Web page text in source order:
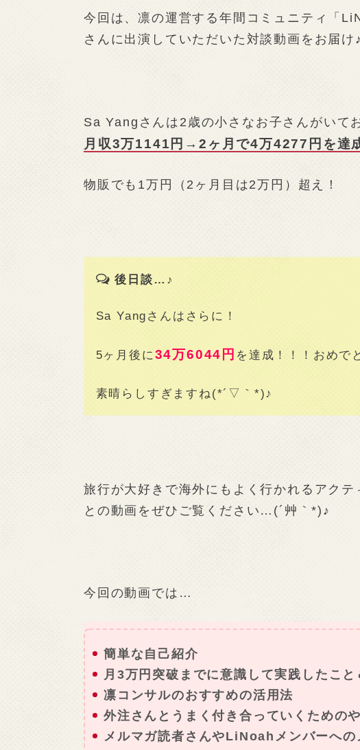
今回は、凛の運営する年間コミュニティ「
さんに出演していただいた対談動画をお届け♪
Sa Yangさんは2歳の小さなお子さんがいて
月収3万1141円→2ヶ月で4万4277円を達
物販でも1万円（2ヶ月目は2万円）超え！
後日談…♪
Sa Yangさんはさらに！
5ヶ月後に34万6044円 を達成！！！おめで
素晴らしすぎますね(*´▽｀*)♪
旅行が大好きで海外にもよく行かれるアク
との動画をぜひご覧ください…(´艸｀*)♪
今回の動画では…
簡単な自己紹介
月3万円突破までに意識して実践したこ
凛コンサルのおすすめの活用法
外注さんとうまく付き合っていくための
メルマガ読者さんやLiNoahメンバーへの